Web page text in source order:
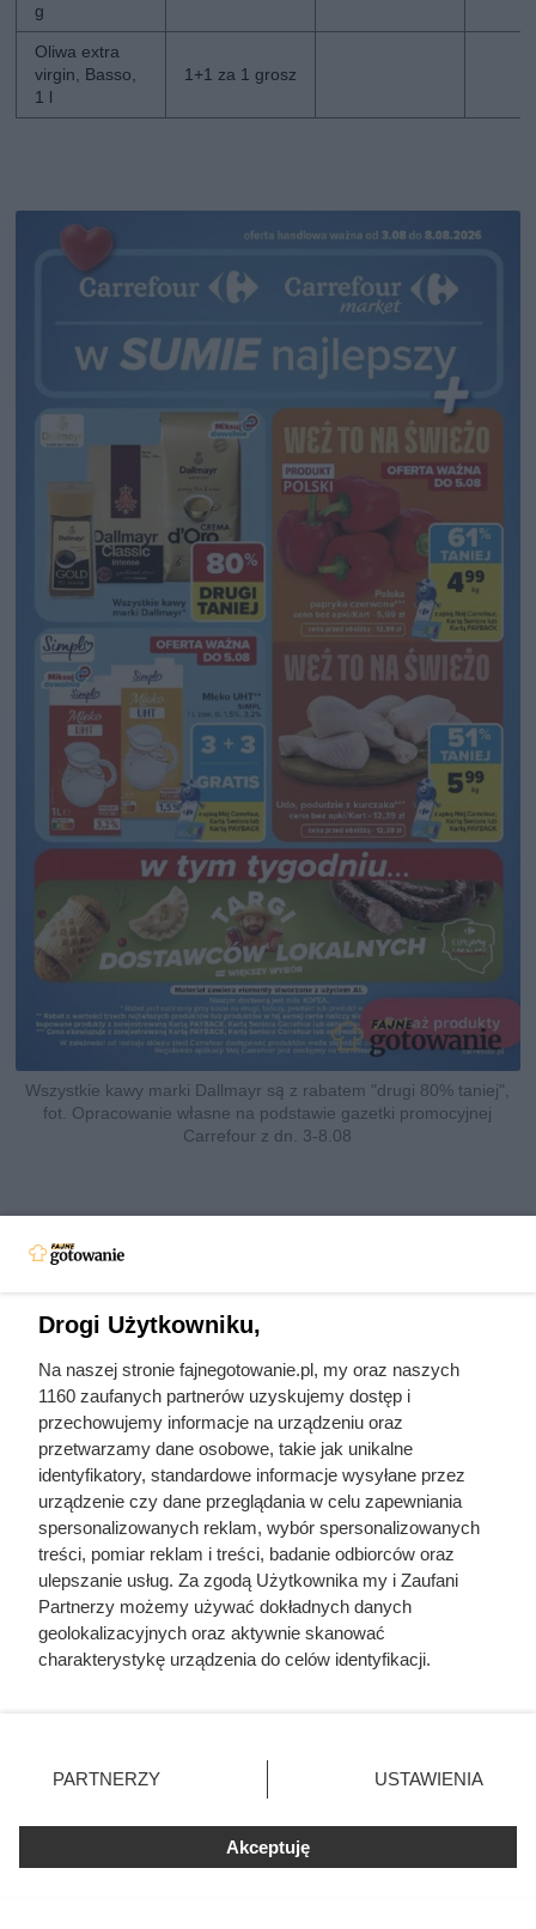
g
Oliwa extra
virgin, Basso,
1 l
1+1 za 1 grosz
Wszystkie kawy marki Dallmayr są z rabatem "drugi 80% taniej",
fot. Opracowanie własne na podstawie gazetki promocyjnej
Carrefour z dn. 3-8.08
Drogi Użytkowniku,
Na naszej stronie fajnegotowanie.pl, my oraz naszych
1160 zaufanych partnerów uzyskujemy dostęp i
przechowujemy informacje na urządzeniu oraz
przetwarzamy dane osobowe, takie jak unikalne
identyfikatory, standardowe informacje wysyłane przez
urządzenie czy dane przeglądania w celu zapewniania
spersonalizowanych reklam, wybór spersonalizowanych
treści, pomiar reklam i treści, badanie odbiorców oraz
ulepszanie usług. Za zgodą Użytkownika my i Zaufani
Partnerzy możemy używać dokładnych danych
geolokalizacyjnych oraz aktywnie skanować
charakterystykę urządzenia do celów identyfikacji.
zmienić/wycofać klikając przycisk ustawień prywatności
znajdujący się w lewym dolnym rogu strony
rodzaje przetwarzania danych nie wymagają zgody
użytkownika, ale masz prawo sprzeciwić się takiemu
przetwarzaniu. Preferencje będą miały zastosowania tylko
PARTNERZY USTAWIENIA
Akceptuję